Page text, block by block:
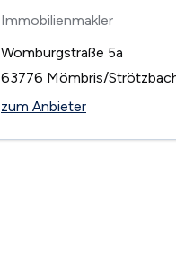
Immobilienmakler
Womburgstraße 5a
63776 Mömbris/
zum Anbieter